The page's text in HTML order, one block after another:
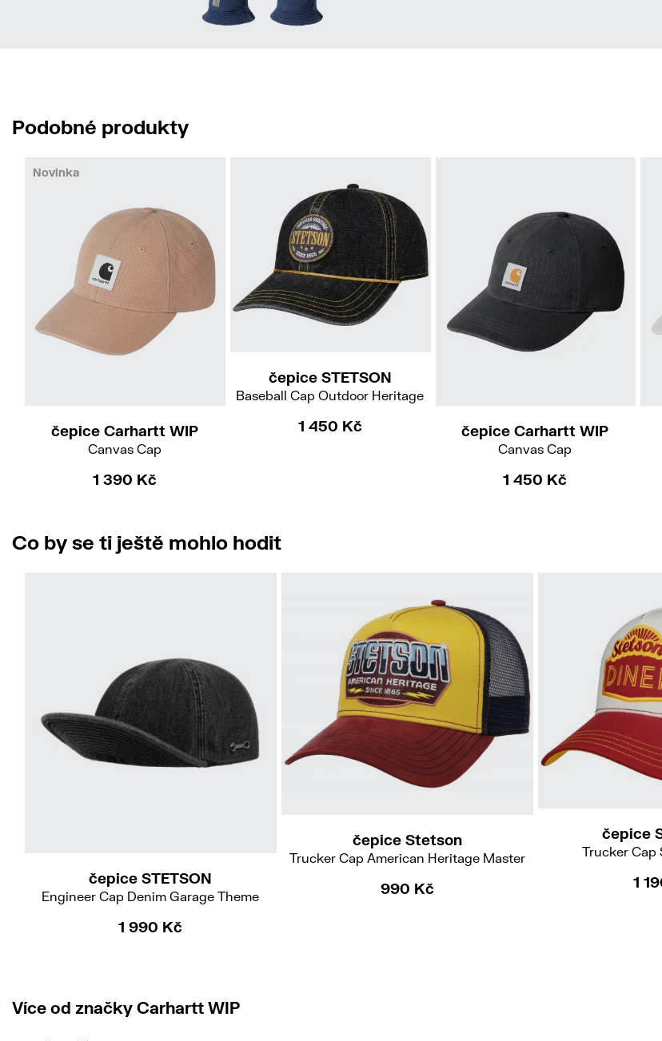
Podobné produkty
Novinka
čepice Carhartt WIP
Canvas Cap
1 390 Kč
čepice STETSON
Baseball Cap Outdoor Heritage
1 450 Kč čepice Carhartt WIP
Canvas Cap
1 450 Kč
Co by se ti ještě mohlo hodit
čepice STETSON
Engineer Cap Denim Garage Theme
1 990 Kč
čepice Stetson
Trucker Cap American Heritage Master
990 Kč
čepice
Trucker Cap
1
Více od značky Carhartt WIP